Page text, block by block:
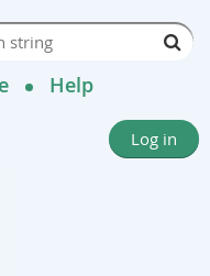
Help
Log in